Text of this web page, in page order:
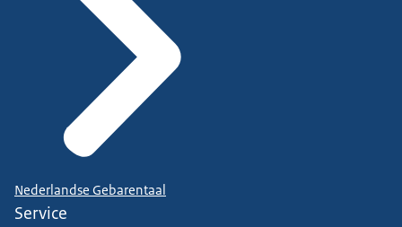
Nederlandse Gebarentaal
Service